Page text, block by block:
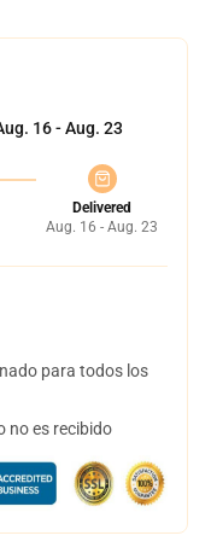
16 - Aug. 23
Delivered
Aug. 16 - Aug. 23
para todos los
no es recibido